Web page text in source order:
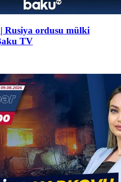
Rusiya ordusu mülki
TV